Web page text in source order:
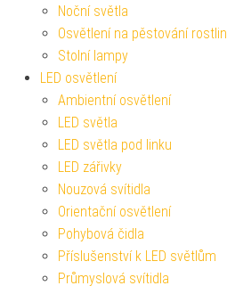
Noční světla
Osvětlení na pěstování rostlin
Stolní lampy
LED osvětlení
Ambientní osvětlení
LED světla
LED světla pod linku
LED zářivky
Nouzová svítidla
Orientační osvětlení
Pohybová čidla
Příslušenství k LED světlům
Průmyslová svítidla